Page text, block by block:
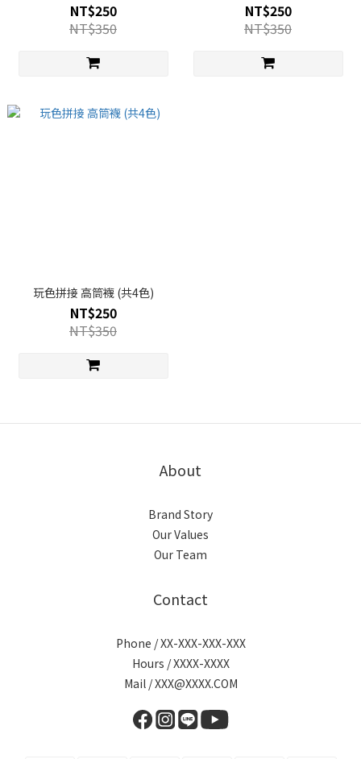
NT$250
NT$350
NT$250
NT$350
玩色拼接 高筒襪 (共4色)
NT$250
NT$350
About
Brand Story
Our Values
Our Team
Contact
Phone / XX-XXX-XXX-XXX
Hours / XXXX-XXXX
Mail / XXX@XXXX.COM